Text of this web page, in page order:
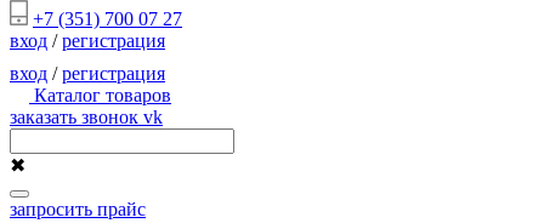
+7 (351) 700 07 27
вход /регистрация
вход /регистрация
Каталог товаров
заказать звонок vk
✖
запросить прайс